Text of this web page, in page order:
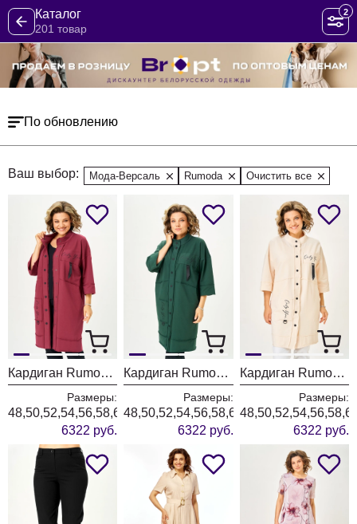
Каталог
201 товар
2
По обновлению
Ваш выбор: Мода-Версаль Rumoda Очистить все
Кардиган Rumoda 2019 бордовый
Размеры:
48,50,52,54,56,58,60,62
6322 руб.
Кардиган Rumoda 2019 темно-зеленый
Размеры:
48,50,52,54,56,58,60,62
6322 руб.
Кардиган Rumoda 2019 экрю
Размеры:
6322 руб.